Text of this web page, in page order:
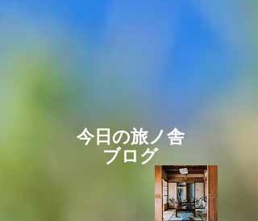
今日の旅ノ舎
ブログ